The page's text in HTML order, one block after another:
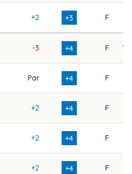
+2 +3 F 72
-3 +4 F 78
Par +4 F 75
+2 +4 F 73
+2 +4 F 73
+2 +4 F 73